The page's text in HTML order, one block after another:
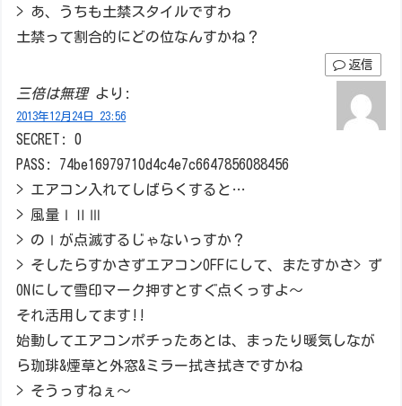
> あ、うちも土禁スタイルですわ
土禁って割合的にどの位なんすかね？
返信
三倍は無理 より:
2013年12月24日 23:56
SECRET: 0
PASS: 74be16979710d4c4e7c6647856088456
> エアコン入れてしばらくすると…
> 風量ⅠⅡⅢ
> のⅠが点滅するじゃないっすか？
> そしたらすかさずエアコンOFFにして、またすかさ> ず
ONにして雪印マーク押すとすぐ点くっすよ～
それ活用してます!!
始動してエアコンポチったあとは、まったり暖気しなが
ら珈琲&煙草と外窓&ミラー拭き拭きですかね
> そうっすねぇ～